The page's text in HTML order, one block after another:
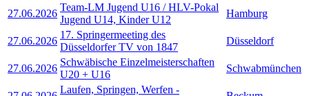
27.06.2026
Team-LM Jugend U16 / HLV-Pokal
Jugend U14, Kinder U12
Hamburg
27.06.2026
17. Springermeeting des
Düsseldorfer TV von 1847
Düsseldorf
27.06.2026
Schwäbische Einzelmeisterschaften
U20 + U16
Schwabmünchen
Laufen, Springen, Werfen -